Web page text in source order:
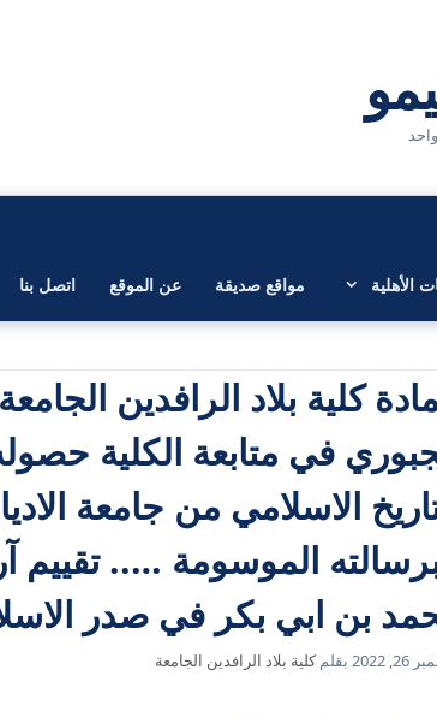
الأهلية مواقع صديقة عن الموقع اتصل بنا
كلية بلاد الرافدين
في متابعة الكلية
الاسلامي من جامعة
الموسومة ….. تقييم
بن ابي بكر في صدر
2022 بقلمكلية بلاد الرافدين الجامعة